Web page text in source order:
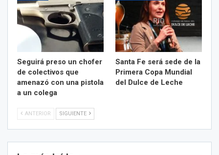
Seguirá preso un chofer
de colectivos que
amenazó con una pistola
a un colega
Santa Fe será sede de la
Primera Copa Mundial
del Dulce de Leche
ANTERIOR SIGUIENTE